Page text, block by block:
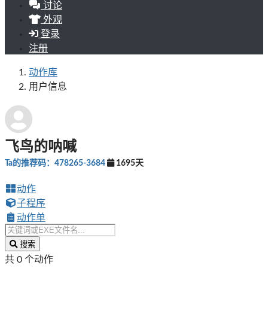
讨论
外观
登录
注册
动作库
用户信息
飞鸟的呐喊
Ta的推荐码：478265-3684 1695天
动作
子程序
动作单
搜索
共 0 个动作